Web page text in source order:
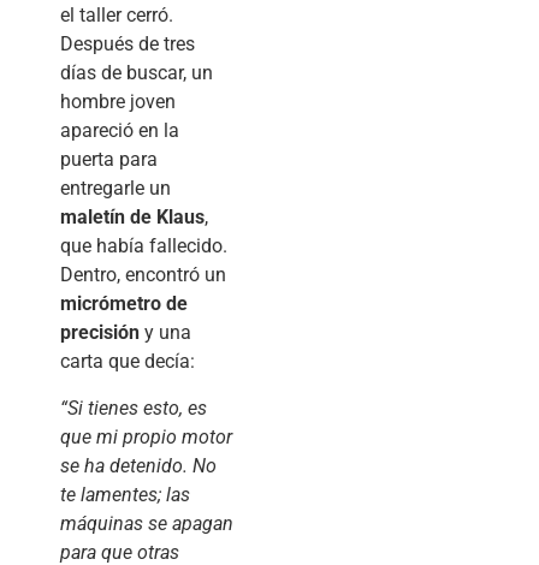
el taller cerró.
Después de tres
días de buscar, un
hombre joven
apareció en la
puerta para
entregarle un
maletín de Klaus,
que había fallecido.
Dentro, encontró un
micrómetro de
precisión y una
carta que decía:
“Si tienes esto, es
que mi propio motor
se ha detenido. No
te lamentes; las
máquinas se apagan
para que otras